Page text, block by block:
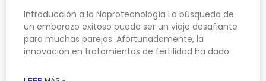
Introducción a la Naprotecnología La búsqueda de
un embarazo exitoso puede ser un viaje desafiante
para muchas parejas. Afortunadamente, la
innovación en tratamientos de fertilidad ha dado